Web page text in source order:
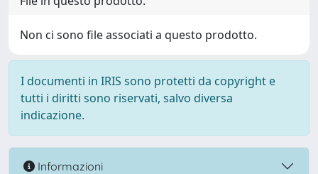
Non ci sono file associati a questo prodotto.
I documenti in IRIS sono protetti da copyright e
tutti i diritti sono riservati, salvo diversa
indicazione.
Informazioni